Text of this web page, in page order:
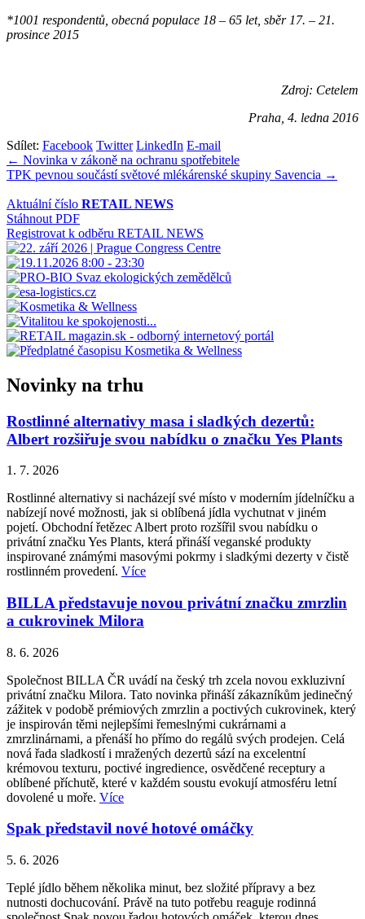
*1001 respondentů, obecná populace 18 – 65 let, sběr 17. – 21.
prosince 2015
Zdroj: Cetelem
Praha, 4. ledna 2016
Sdílet: Facebook Twitter LinkedIn E-mail
Navigace
pro
příspěvek
← Novinka v zákoně na ochranu spotřebitele
TPK pevnou součástí světové mlékárenské skupiny Savencia →
Aktuální číslo RETAIL NEWS
Stáhnout PDF
Registrovat k odběru RETAIL NEWS
Novinky na trhu
Rostlinné alternativy masa i sladkých dezertů:
Albert rozšiřuje svou nabídku o značku Yes Plants
1. 7. 2026
Rostlinné alternativy si nacházejí své místo v moderním jídelníčku a
nabízejí nové možnosti, jak si oblíbená jídla vychutnat v jiném
pojetí. Obchodní řetězec Albert proto rozšířil svou nabídku o
privátní značku Yes Plants, která přináší veganské produkty
inspirované známými masovými pokrmy i sladkými dezerty v čistě
rostlinném provedení. Více
BILLA představuje novou privátní značku zmrzlin
a cukrovinek Milora
8. 6. 2026
Společnost BILLA ČR uvádí na český trh zcela novou exkluzivní
privátní značku Milora. Tato novinka přináší zákazníkům jedinečný
zážitek v podobě prémiových zmrzlin a poctivých cukrovinek, který
je inspirován těmi nejlepšími řemeslnými cukrárnami a
zmrzlinárnami, a přenáší ho přímo do regálů svých prodejen. Celá
nová řada sladkostí i mražených dezertů sází na excelentní
krémovou texturu, poctivé ingredience, osvědčené receptury a
oblíbené příchutě, které v každém soustu evokují atmosféru letní
dovolené u moře. Více
Spak představil nové hotové omáčky
5. 6. 2026
Teplé jídlo během několika minut, bez složité přípravy a bez
nutnosti dochucování. Právě na tuto potřebu reaguje rodinná